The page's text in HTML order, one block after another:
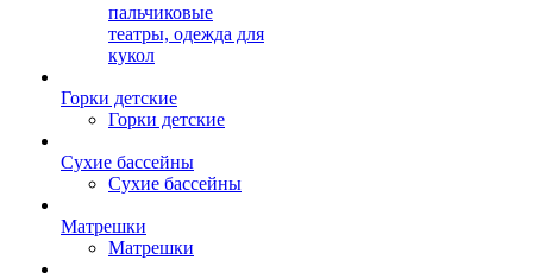
пальчиковые
театры, одежда для
кукол
Горки детские
Горки детские
Сухие бассейны
Сухие бассейны
Матрешки
Матрешки